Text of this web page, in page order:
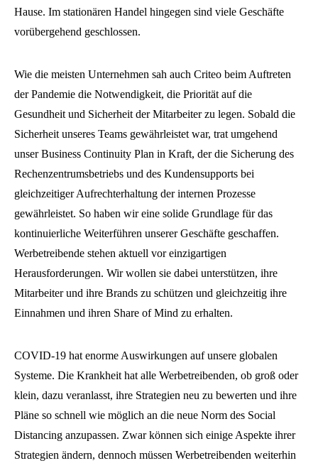
Hause. Im stationären Handel hingegen sind viele Geschäfte
vorübergehend geschlossen.
Wie die meisten Unternehmen sah auch Criteo beim Auftreten
der Pandemie die Notwendigkeit, die Priorität auf die
Gesundheit und Sicherheit der Mitarbeiter zu legen. Sobald die
Sicherheit unseres Teams gewährleistet war, trat umgehend
unser Business Continuity Plan in Kraft, der die Sicherung des
Rechenzentrumsbetriebs und des Kundensupports bei
gleichzeitiger Aufrechterhaltung der internen Prozesse
gewährleistet. So haben wir eine solide Grundlage für das
kontinuierliche Weiterführen unserer Geschäfte geschaffen.
Werbetreibende stehen aktuell vor einzigartigen
Herausforderungen. Wir wollen sie dabei unterstützen, ihre
Mitarbeiter und ihre Brands zu schützen und gleichzeitig ihre
Einnahmen und ihren Share of Mind zu erhalten.
COVID-19 hat enorme Auswirkungen auf unsere globalen
Systeme. Die Krankheit hat alle Werbetreibenden, ob groß oder
klein, dazu veranlasst, ihre Strategien neu zu bewerten und ihre
Pläne so schnell wie möglich an die neue Norm des Social
Distancing anzupassen. Zwar können sich einige Aspekte ihrer
Strategien ändern, dennoch müssen Werbetreibenden weiterhin